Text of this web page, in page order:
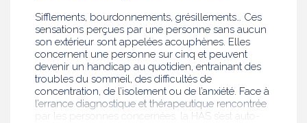
Sifflements, bourdonnements, grésillements… Ces
sensations perçues par une personne sans aucun
son extérieur sont appelées acouphènes. Elles
concernent une personne sur cinq et peuvent
devenir un handicap au quotidien, entrainant des
troubles du sommeil, des difficultés de
concentration, de l’isolement ou de l’anxiété. Face à
l’errance diagnostique et thérapeutique rencontrée
par les personnes concernées, la HAS s’est auto-